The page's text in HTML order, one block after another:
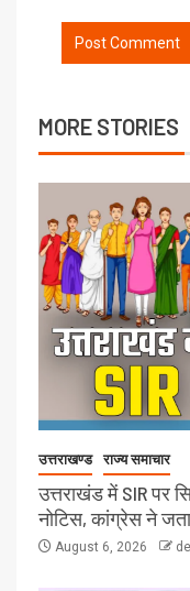
MORE STORIES
उत्तराखण्ड राज्य समाचार
उत्तराखंड में SIR पर
नोटिस, कांग्रेस ने
August 6, 2026